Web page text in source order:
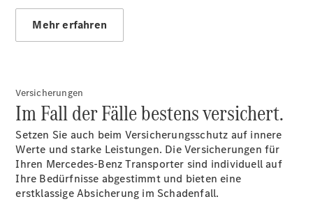
Kastenwagen
eSprinter
Pritschenfahrzeug
eSprinter
Pritschenfahrzeug
- elektrisch
Sprinter
Fahrgestell
eSprinter
Mehr erfahren
Versicherungen
Im Fall der Fälle bestens versichert.
Setzen Sie auch beim Versicherungsschutz auf innere
Werte und starke Leistungen. Die Versicherungen für
Ihren Mercedes-Benz Transporter sind individuell auf
Ihre Bedürfnisse abgestimmt und bieten eine
erstklassige Absicherung im Schadenfall.